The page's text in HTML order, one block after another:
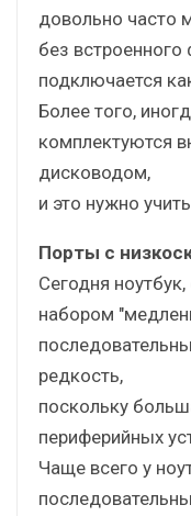
довольно часто
без
подключается
Более того,
комплектуются
дисководом,
и это нужно
Порты с
Сегодня
набором
редкость,
поскольку
периферийных
Чаще всего у